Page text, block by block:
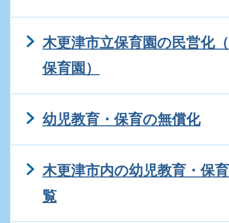
木更津市立保育園の民営化
保育園）
幼児教育・保育の無償化
木更津市内の幼児教育・保
覧